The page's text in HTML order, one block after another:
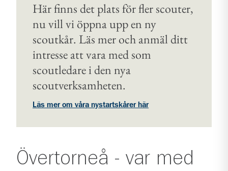
Här finns det plats för fler scouter,
nu vill vi öppna upp en ny
scoutkår. Läs mer och anmäl ditt
intresse att vara med som
scoutledare i den nya
scoutverksamheten.
Läs mer om våra nystartskårer här
Övertorneå - var med